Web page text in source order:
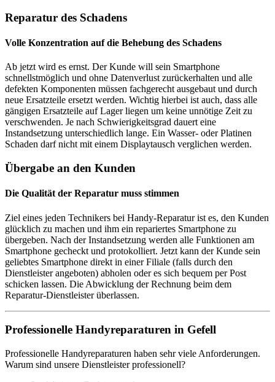
Reparatur des Schadens
Volle Konzentration auf die Behebung des Schadens
Ab jetzt wird es ernst. Der Kunde will sein Smartphone
schnellstmöglich und ohne Datenverlust zurückerhalten und alle
defekten Komponenten müssen fachgerecht ausgebaut und durch
neue Ersatzteile ersetzt werden. Wichtig hierbei ist auch, dass alle
gängigen Ersatzteile auf Lager liegen um keine unnötige Zeit zu
verschwenden. Je nach Schwierigkeitsgrad dauert eine
Instandsetzung unterschiedlich lange. Ein Wasser- oder Platinen
Schaden darf nicht mit einem Displaytausch verglichen werden.
Übergabe an den Kunden
Die Qualität der Reparatur muss stimmen
Ziel eines jeden Technikers bei Handy-Reparatur ist es, den Kunden
glücklich zu machen und ihm ein repariertes Smartphone zu
übergeben. Nach der Instandsetzung werden alle Funktionen am
Smartphone gecheckt und protokolliert. Jetzt kann der Kunde sein
geliebtes Smartphone direkt in einer Filiale (falls durch den
Dienstleister angeboten) abholen oder es sich bequem per Post
schicken lassen. Die Abwicklung der Rechnung beim dem
Reparatur-Dienstleister überlassen.
Professionelle Handyreparaturen in Gefell
Professionelle Handyreparaturen haben sehr viele Anforderungen.
Warum sind unsere Dienstleister professionell?